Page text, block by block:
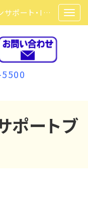
株式会社ベンハウス｜姫路でパソコンサポート・ITサポート・ITセキュリティ・複合機・ビジネスフォンなら弊社にお任せ
ポートブ